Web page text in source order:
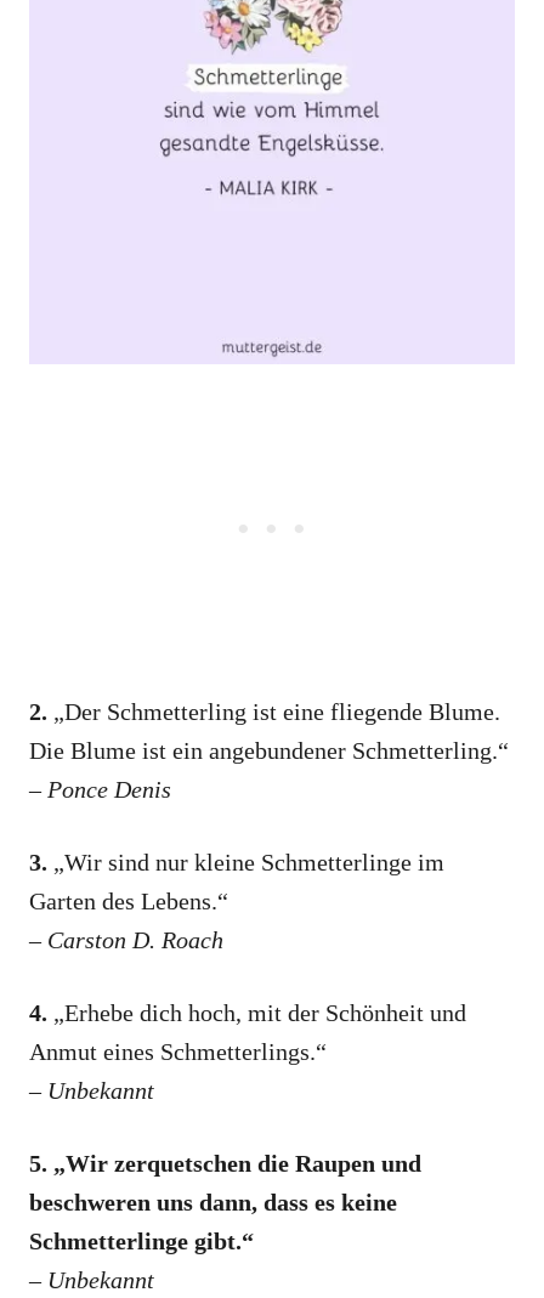
2. „Der Schmetterling ist eine fliegende Blume.
Die Blume ist ein angebundener Schmetterling.“
– Ponce Denis
3. „Wir sind nur kleine Schmetterlinge im
Garten des Lebens.“
– Carston D. Roach
4. „Erhebe dich hoch, mit der Schönheit und
Anmut eines Schmetterlings.“
– Unbekannt
5. „Wir zerquetschen die Raupen und
beschweren uns dann, dass es keine
Schmetterlinge gibt.“
– Unbekannt